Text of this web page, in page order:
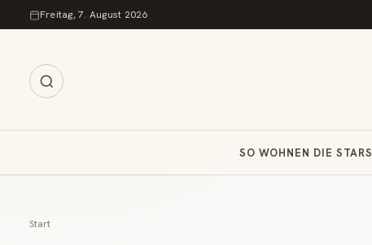
Zum Inhalt springen
Freitag, 7. August 2026
SO WOHNEN DIE STARS
Start